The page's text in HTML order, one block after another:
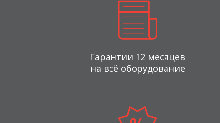
Гарантии 12 месяцев
на всё оборудование